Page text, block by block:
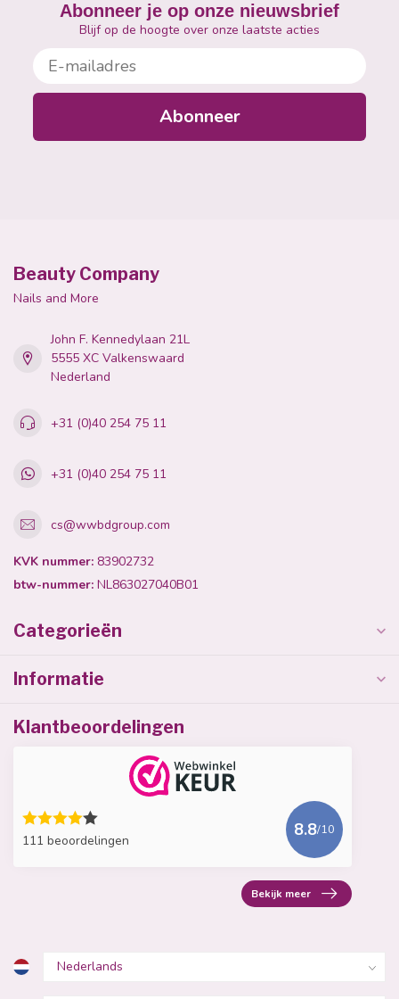
Abonneer je op onze nieuwsbrief
Blijf op de hoogte over onze laatste acties
E-mailadres
Abonneer
Beauty Company
Nails and More
John F. Kennedylaan 21L
5555 XC Valkenswaard
Nederland
+31 (0)40 254 75 11
+31 (0)40 254 75 11
cs@wwbdgroup.com
KVK nummer: 83902732
btw-nummer: NL863027040B01
Categorieën
Informatie
Klantbeoordelingen
111 beoordelingen
8.8/10
Bekijk meer